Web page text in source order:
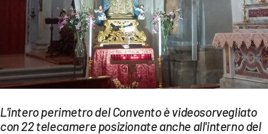
EVENTI
SPORT
Streaming
LAC TV
LAC NETWORK
L'intero perimetro del Convento è videosorvegliato
con 22 telecamere posizionate anche all'interno del